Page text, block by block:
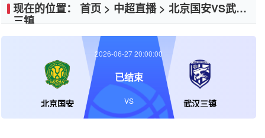
现在的位置： 首页 > 中超直播> 北京国安VS武汉
三镇
北京国安 武汉三镇
2026-06-27 20:00:00
已结束
VS